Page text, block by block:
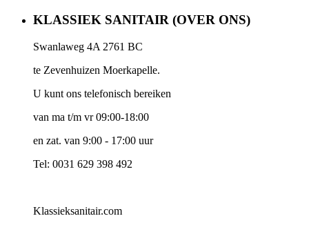
KLASSIEK SANITAIR (OVER ONS)
Swanlaweg 4A 2761 BC
te Zevenhuizen Moerkapelle.
U kunt ons telefonisch bereiken
van ma t/m vr 09:00-18:00
en zat. van 9:00 - 17:00 uur
Tel: 0031 629 398 492
Klassieksanitair.com